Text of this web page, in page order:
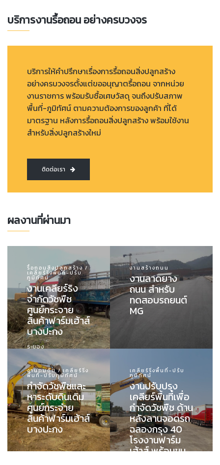
บริการงานรื้อถอน อย่างครบวงจร
บริการให้คำปรึกษาเรื่องการรื้อถอนสิ่งปลูกสร้าง
อย่างครบวงจรตั้งแต่ขออนุญาตรื้อถอน จากหน่วย
งานราชการ พร้อมรับซื้อเศษวัสดุ จนถึงปรับสภาพ
พื้นที่-ภูมิทัศน์ ตามความต้องการของลูกค้า ที่ได้
มาตรฐาน หลังการรื้อถอนสิ่งปลูกสร้าง พร้อมใช้งาน
สำหรับสิ่งปลูกสร้างใหม่
ติดต่อเรา
ผลงานที่ผ่านมา
รื้อถอนสิ่งปลูกสร้าง /
เคลียร์ริ่งพื้นที่-ปรับ
ภูมิทัศน์
งานเคลียร์ริง
จำกัดวัชพืช
ศูนย์กระจาย
สินค้าฟาร์มเฮ้าส์
บางปะกง
ระยอง
งานสร้างถนน
งานลาดยาง
ถนน สำหรับ
ทดสอบรถยนต์
MG
งานถมดิน / เคลียร์ริ่ง
พื้นที่-ปรับภูมิทัศน์
กำจัดวัชพืชและ
หาระดับดินเดิม
ศูนย์กระจำย
สินค้าฟาร์มเฮ้าส์
บางปะกง
เคลียร์ริ่งพื้นที่-ปรับ
ภูมิทัศน์
งานปรับปรุง
เคลียร์พื้นที่เพื่อ
กำจัดวัชพืช ด้าน
หลังลานจอดรถ
ฉลองกรุง 40
โรงงานฟาร์ม
เฮ้าส์ พร้อมขน